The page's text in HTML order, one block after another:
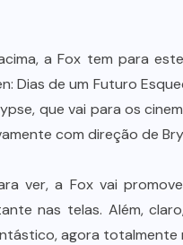
a Fox tem para
Dias de um Futuro
que vai para os
com direção de
ver, a Fox vai
nas telas. Além,
agora totalmente